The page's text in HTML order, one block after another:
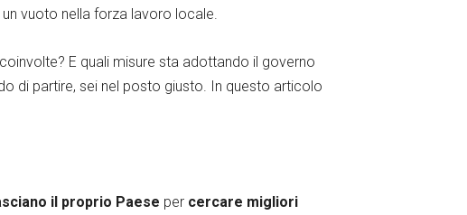
vuoto nella forza lavoro locale.
E quali misure sta adottando il governo
di partire, sei nel posto giusto. In questo articolo
il proprio Paese per cercare migliori